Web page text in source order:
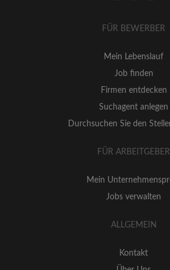
FÜR BEWERBER
Mein Lebenslauf
Job finden
Firmen entdecken
Suchagent anlegen
Durchsuchen Sie den
FÜR ARBEITGEBER
Mein
Jobs verwalten
ALLGEMEIN
Kontakt